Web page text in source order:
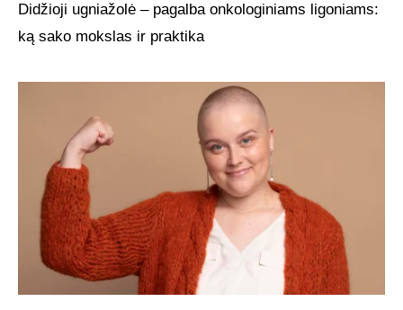
Didžioji ugniažolė – pagalba onkologiniams ligoniams:
ką sako mokslas ir praktika